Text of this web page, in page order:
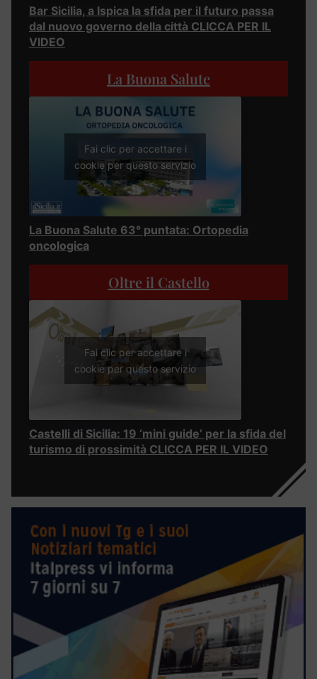
Bar Sicilia, a Ispica la sfida per il futuro passa
dal nuovo governo della città CLICCA PER IL
VIDEO
La Buona Salute
Fai clic per accettare i
cookie per questo servizio
La Buona Salute 63° puntata: Ortopedia
oncologica
Oltre il Castello
Fai clic per accettare i
cookie per questo servizio
Castelli di Sicilia: 19 ‘mini guide’ per la sfida del
turismo di prossimità CLICCA PER IL VIDEO